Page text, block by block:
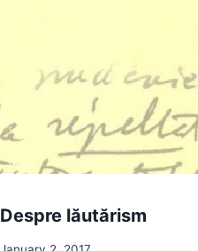
Despre lăutărism